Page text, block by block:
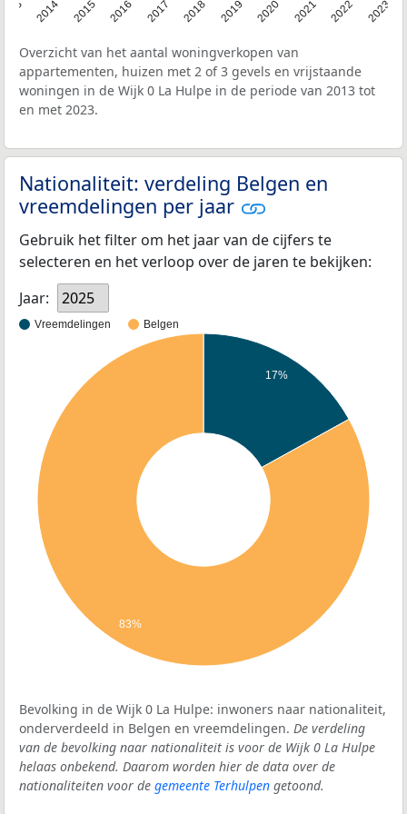
2014 2015 2016 2017 2018 2019 2020 2021 2022 2023
Overzicht van het aantal woningverkopen van
appartementen, huizen met 2 of 3 gevels en vrijstaande
woningen in de Wijk 0 La Hulpe in de periode van 2013 tot
en met 2023.
Nationaliteit: verdeling Belgen en
vreemdelingen per jaar
Gebruik het filter om het jaar van de cijfers te
selecteren en het verloop over de jaren te bekijken:
Jaar:
2025
Vreemdelingen Belgen
17%
83%
Bevolking in de Wijk 0 La Hulpe: inwoners naar nationaliteit,
onderverdeeld in Belgen en vreemdelingen. De verdeling
van de bevolking naar nationaliteit is voor de Wijk 0 La Hulpe
helaas onbekend. Daarom worden hier de data over de
nationaliteiten voor de gemeente Terhulpen getoond.